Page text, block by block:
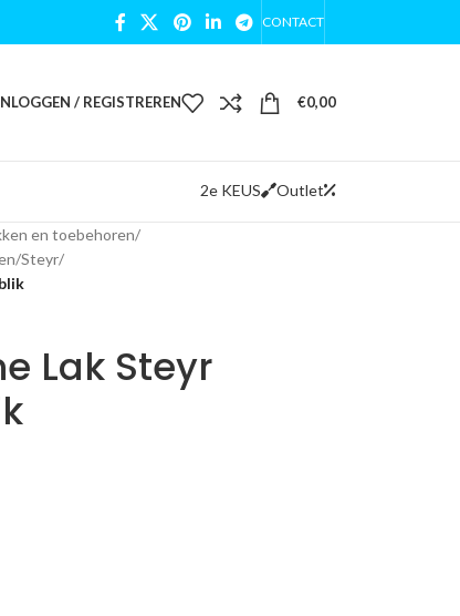
CONTACT
/ REGISTREREN €0,00
2e KEUS Outlet
en toebehoren/
/Steyr/
Lak Steyr